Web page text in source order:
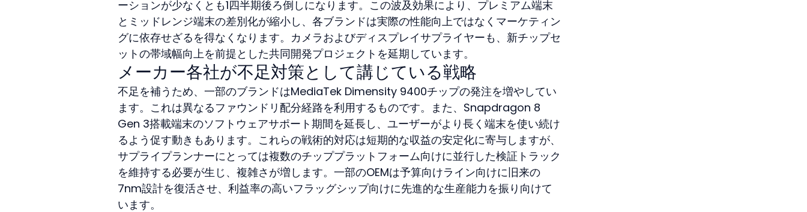
ーションが少なくとも1四半期後ろ倒しになります。この波及効果により、プレミアム端末
とミッドレンジ端末の差別化が縮小し、各ブランドは実際の性能向上ではなくマーケティン
グに依存せざるを得なくなります。カメラおよびディスプレイサプライヤーも、新チップセ
ットの帯域幅向上を前提とした共同開発プロジェクトを延期しています。
メーカー各社が不足対策として講じている戦略
不足を補うため、一部のブランドはMediaTek Dimensity 9400チップの発注を増やしてい
ます。これは異なるファウンドリ配分経路を利用するものです。また、Snapdragon 8
Gen 3搭載端末のソフトウェアサポート期間を延長し、ユーザーがより長く端末を使い続け
るよう促す動きもあります。これらの戦術的対応は短期的な収益の安定化に寄与しますが、
サプライプランナーにとっては複数のチッププラットフォーム向けに並行した検証トラック
を維持する必要が生じ、複雑さが増します。一部のOEMは予算向けライン向けに旧来の
7nm設計を復活させ、利益率の高いフラッグシップ向けに先進的な生産能力を振り向けて
います。